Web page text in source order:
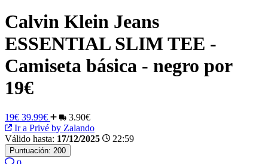
Calvin Klein Jeans
ESSENTIAL SLIM TEE -
Camiseta básica - negro por
19€
19€ 39.99€
3.90€
Ir a Privé by Zalando
Válido hasta: 17/12/2025 22:59
Puntuación: 200